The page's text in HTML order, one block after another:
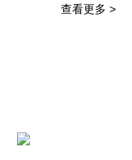
查看更多 >